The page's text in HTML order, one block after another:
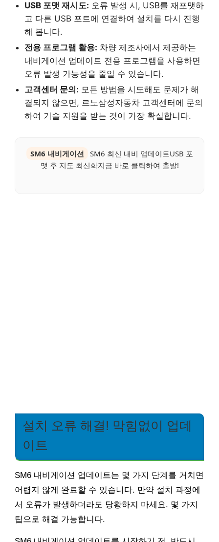
USB 포맷 재시도: 오류 발생 시, USB를 재포맷하
고 다른 USB 포트에 연결하여 설치를 다시 진행
해 봅니다.
전용 프로그램 활용: 차량 제조사에서 제공하는
내비게이션 업데이트 전용 프로그램을 사용하면
오류 발생 가능성을 줄일 수 있습니다.
고객센터 문의: 모든 방법을 시도해도 문제가 해
결되지 않으면, 르노삼성자동차 고객센터에 문의
하여 기술 지원을 받는 것이 가장 확실합니다.
SM6 내비게이션
SM6 최신 내비 업데이트USB 포
맷 후 지도 최신화지금 바로 클릭하여 출발!
설치 오류 해결! 막힘없이 업데
이트
SM6 내비게이션 업데이트는 몇 가지 단계를 거치면
어렵지 않게 완료할 수 있습니다. 만약 설치 과정에
서 오류가 발생하더라도 당황하지 마세요. 몇 가지
팁으로 해결 가능합니다.